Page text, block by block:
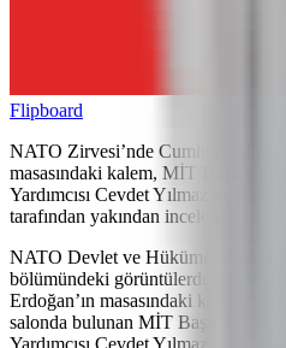
Flipboard
NATO Zirvesi’nde Cumhurbaşkanı
masasındaki kalem, MİT Başkanı
Yardımcısı Cevdet Yılmaz ve SSB
tarafından yakından incelendi.
NATO Devlet ve Hükümet
bölümündeki görüntülerde
Erdoğan’ın masasındaki kalem ilgi
salonda bulunan MİT Başkanı